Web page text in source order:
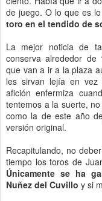
de juego. O lo que es
toro en el tendido de
La mejor noticia de
conserva alrededor de
que van a ir a la plaza
les sirvan lejía en vez
afición enfermiza
tentemos a la suerte,
como la de este año
versión original.
Recapitulando, no
tiempo los toros de
Únicamente se ha
Nuñez del Cuvillo y si